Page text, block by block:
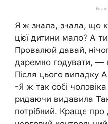
Я ж знала, знала, що
цієї дитини мало? А
Провалюй давай,
даремно годувати, —
Після цього випадку
-Я ж так собі
ридаючи видавила
потрібний. Краще